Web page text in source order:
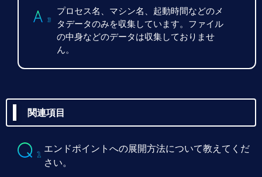
【ブログ】情報システム部小島くんのセキュリティ奮闘記
【導入事例】スカパー・カスタマーリレーションズ様
【ブログ】情報システム部小島くんのセキュリティ奮闘記
【ブログ】情報システム部小島くんのセキュリティ奮闘記
【ブログ】情報システム部小島くんのセキュリティ奮闘記
【FAQ】対象となるエンドポイントのOSについて教えてく
【FAQ】提供形態はクラウド型のみでしょうか。
【FAQ】クラウドサービスの利用料、初期導入支援費用（
プロセス名、マシン名、起動時間などのメ
タデータのみを収集しています。ファイル
の中身などのデータは収集しておりませ
ん。
関連項目
エンドポイントへの展開方法について教えてくだ
さい。